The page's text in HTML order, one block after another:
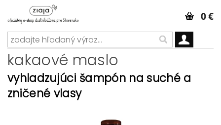
0 €
kakaové maslo
vyhladzujúci šampón na suché a
zničené vlasy